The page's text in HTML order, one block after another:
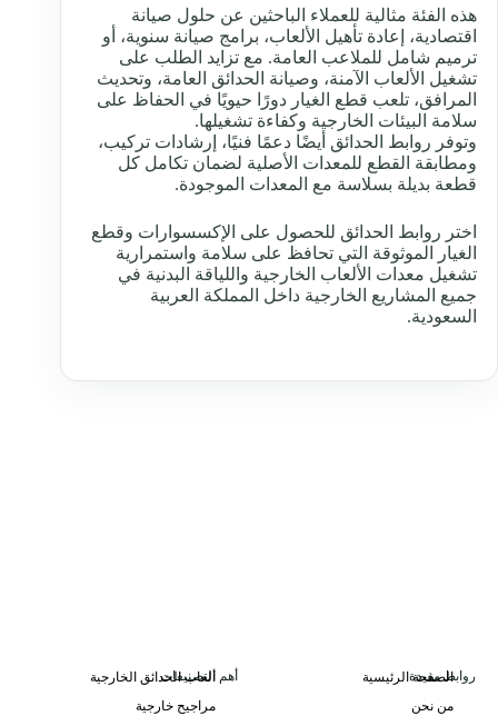
هذه الفئة مثالية للعملاء الباحثين عن حلول صيانة
اقتصادية، إعادة تأهيل الألعاب، برامج صيانة سنوية، أو
ترميم شامل للملاعب العامة. مع تزايد الطلب على
تشغيل الألعاب الآمنة، وصيانة الحدائق العامة، وتحديث
المرافق، تلعب قطع الغيار دورًا حيويًا في الحفاظ على
سلامة البيئات الخارجية وكفاءة تشغيلها.
وتوفر روابط الحدائق أيضًا دعمًا فنيًا، إرشادات تركيب،
ومطابقة القطع للمعدات الأصلية لضمان تكامل كل
قطعة بديلة بسلاسة مع المعدات الموجودة.
اختر روابط الحدائق للحصول على الإكسسوارات وقطع
الغيار الموثوقة التي تحافظ على سلامة واستمرارية
تشغيل معدات الألعاب الخارجية واللياقة البدنية في
جميع المشاريع الخارجية داخل المملكة العربية
السعودية.
روابط مفيدة
الصفحة الرئيسية
من نحن
أهم التصنيفات
ألعاب الحدائق الخارجية
مراجيح خارجية